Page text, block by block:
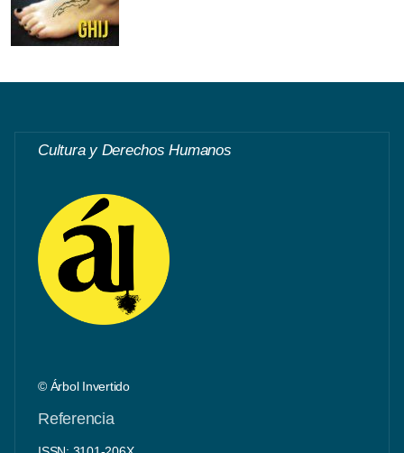
Cultura y Derechos Humanos
© Árbol Invertido
Referencia